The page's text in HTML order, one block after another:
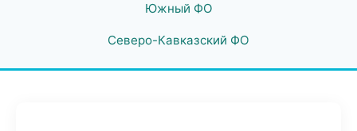
Южный ФО
Северо-Кавказский ФО